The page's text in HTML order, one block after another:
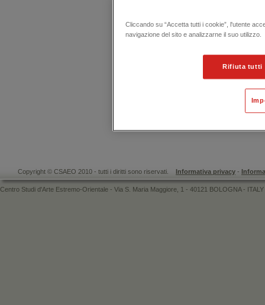
Copyright © CSAEO 2010 - tutti i diritti sono riservati. Informativa privacy -
Centro Studi d'Arte Estremo-Orientale - Via S. Maria Maggiore, 1 - 40121 BOLOGNA -
Cliccando su “Accetta tutti i cookie”, l'utente
navigazione del sito e analizzarne il suo utilizzo.
Rifiuta tutti